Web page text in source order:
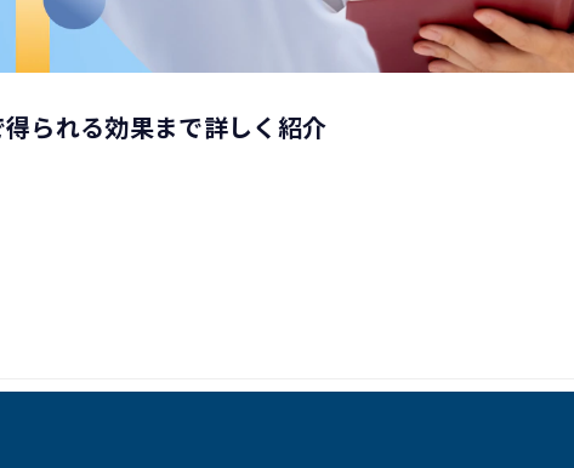
られる効果まで詳しく紹介